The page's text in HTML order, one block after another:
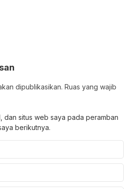
dipublikasikan. Ruas yang wajib
dan situs web saya pada peramban
berikutnya.